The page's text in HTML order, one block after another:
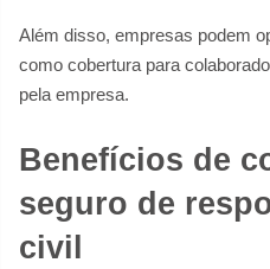
Além disso, empresas podem
como cobertura para
pela empresa.
Benefícios de
seguro de
civil